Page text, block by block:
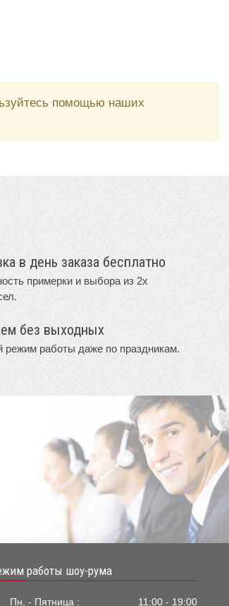
помощью наших
в день заказа бесплатно
примерки и выбора из 2х
без выходных
режим работы даже по праздникам.
работы шоу-рума
Пн. - Пятница : 11:00 - 19:00